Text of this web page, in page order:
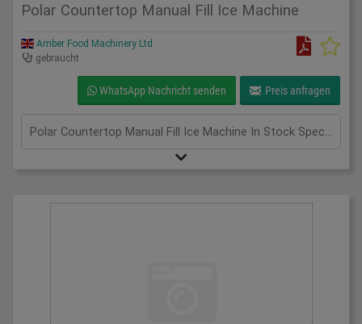
Polar Countertop Manual Fill Ice Machine
Amber Food Machinery Ltd
gebraucht
WhatsApp Nachricht senden Preis anfragen
Polar Countertop Manual Fill Ice Machine In Stock SpecificationDetail Manufacturer Polar Model G620-04 Phase Single Phase Length(mm) 420 Width(mm) 365 Height(mm) 415